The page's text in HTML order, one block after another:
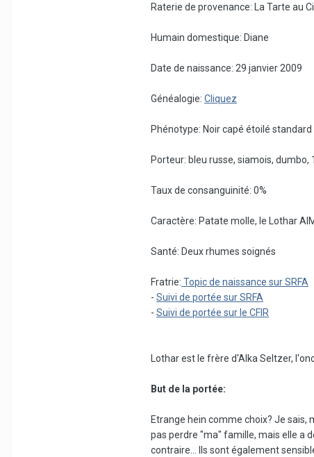
Raterie de provenance: La Tarte au
Humain domestique: Diane
Date de naissance: 29 janvier 2009
Généalogie: Cliquez
Phénotype: Noir capé étoilé standard
Porteur: bleu russe, siamois,
Taux de consanguinité: 0%
Caractère: Patate molle, le Lothar
Santé: Deux rhumes soignés
Fratrie: Topic de naissance sur SRFA
- Suivi de portée sur SRFA
- Suivi de portée sur le CFIR
Lothar est le frère d'Alka Seltzer,
But de la portée:
Etrange hein comme choix? Je sais,
pas perdre "ma" famille, mais elle a
contraire... Ils sont également